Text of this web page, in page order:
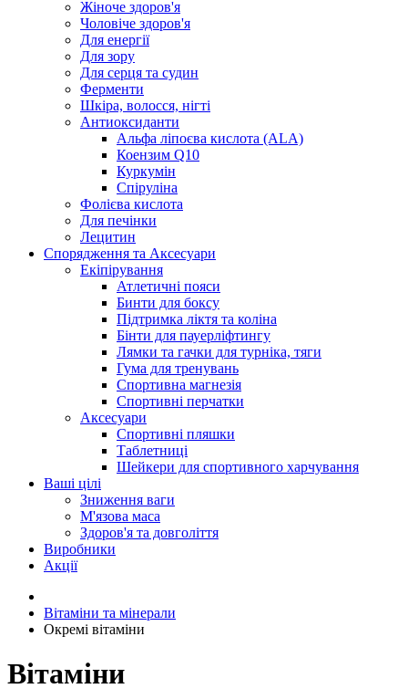
Жіноче здоров'я
Чоловіче здоров'я
Для енергії
Для зору
Для серця та судин
Ферменти
Шкіра, волосся, нігті
Антиоксиданти
Альфа ліпоєва кислота (ALA)
Коензим Q10
Куркумін
Спіруліна
Фолієва кислота
Для печінки
Лецитин
Спорядження та Аксесуари
Екіпірування
Атлетичні пояси
Бинти для боксу
Підтримка ліктя та коліна
Бінти для пауерліфтингу
Лямки та гачки для турніка, тяги
Гума для тренувань
Спортивна магнезія
Спортивні перчатки
Аксесуари
Спортивні пляшки
Таблетниці
Шейкери для спортивного харчування
Ваші цілі
Зниження ваги
М'язова маса
Здоров'я та довголіття
Виробники
Акції
Вітаміни та мінерали
Окремі вітаміни
Вітаміни